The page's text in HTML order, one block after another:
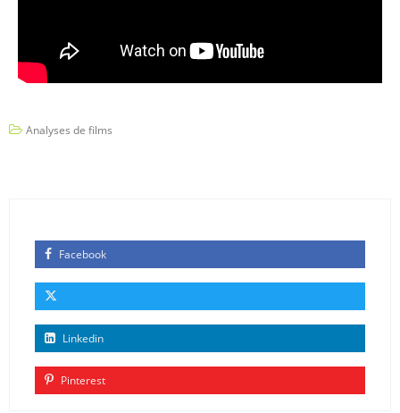
Analyses de films
Facebook
Linkedin
Pinterest